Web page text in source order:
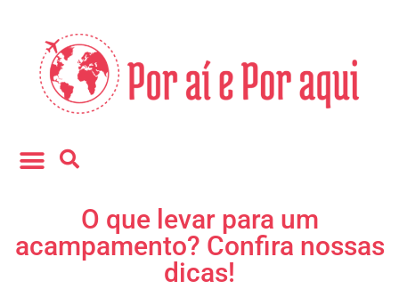
O que levar para um
acampamento? Confira nossas
dicas!